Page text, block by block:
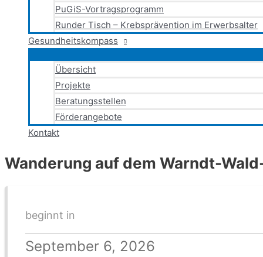
PuGiS-Vortragsprogramm
Runder Tisch – Krebsprävention im Erwerbsalter
Gesundheitskompass
Übersicht
Projekte
Beratungsstellen
Förderangebote
Kontakt
Wanderung auf dem Warndt-
beginnt in
September 6, 2026